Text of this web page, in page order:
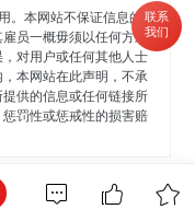
联系
我们
。本网站不保证信息的准
员一概毋须以任何方式
对用户或任何其他人士
本网站在此声明，不承
供的信息或任何链接所
罚性或惩戒性的损害赔